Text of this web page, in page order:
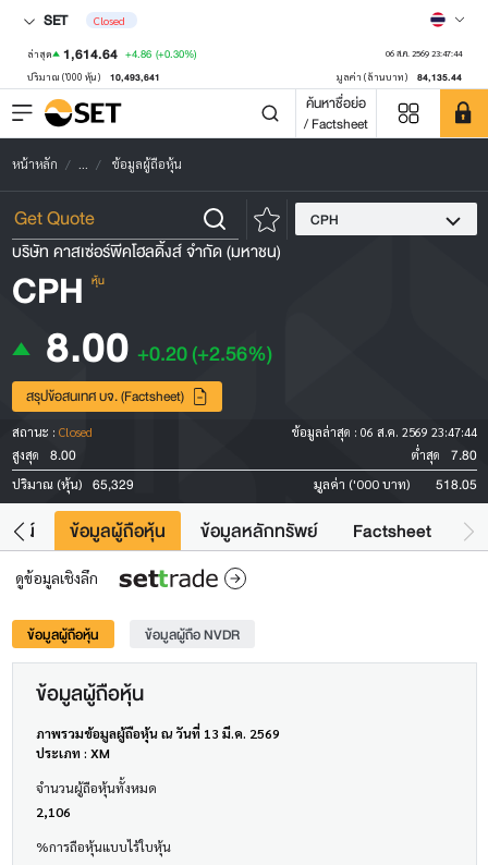
SET Closed
ล่าสุด 1,614.64 +4.86 (+0.30%) 06 ส.ค. 2569 23:47:44
ปริมาณ ('000 หุ้น) 10,493,641 มูลค่า (ล้านบาท) 84,135.44
ค้นหาชื่อย่อ
/ Factsheet
หน้าหลัก ... ข้อมูลผู้ถือหุ้น
CPH
บริษัท คาสเซ่อร์พีคโฮลดิ้งส์ จำกัด (มหาชน)
CPH หุ้น
8.00 +0.20(+2.56%)
สรุปข้อสนเทศ บจ. (Factsheet)
สถานะ : Closed ข้อมูลล่าสุด : 06 ส.ค. 2569 23:47:44
สูงสุด
8.00 ต่ำสุด 7.80
ปริมาณ (หุ้น) 65,329 มูลค่า ('000 บาท) 518.05
ยชน์ ข้อมูลผู้ถือหุ้น ข้อมูลหลักทรัพย์ Factsheet
ดูข้อมูลเชิงลึก
ข้อมูลผู้ถือหุ้น ข้อมูลผู้ถือ NVDR
ข้อมูลผู้ถือหุ้น
ภาพรวมข้อมูลผู้ถือหุ้น ณ วันที่ 13 มี.ค. 2569
ประเภท : XM
จำนวนผู้ถือหุ้นทั้งหมด
2,106
%การถือหุ้นแบบไร้ใบหุ้น